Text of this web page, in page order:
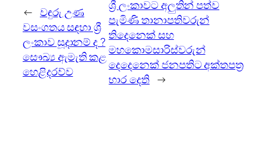
← වඳුරු උණ
වසංගතය සඳහා ශ්‍රී
ලංකාව සූදානම් ද ?
සෞඛ්‍ය ඇමැති කළ
හෙළිදරව්ව
ශ්‍රී ලංකාවට අලුතින් පත්ව
පැමිණි තානාපතිවරුන්
තිදෙනෙක් සහ
මහකොමසාරිස්වරුන්
දෙදෙනෙක් ජනපතිට අක්තපත්‍ර
භාර දෙති →